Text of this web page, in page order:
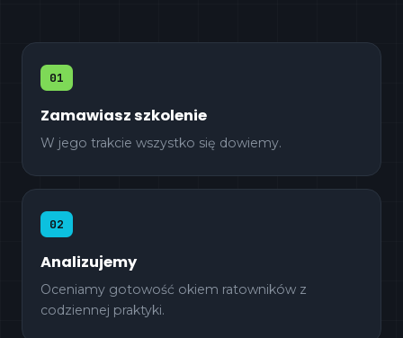
01
Zamawiasz szkolenie
W jego trakcie wszystko się dowiemy.
02
Analizujemy
Oceniamy gotowość okiem ratowników z
codziennej praktyki.